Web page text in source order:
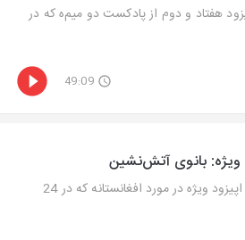
هفتاد و دوم از پادکست دو میم‌ه که در
49:09
ویژه: بانوی آتش‌نشین
این یه اپیزود ویژه در مورد افغانستانه که در 24